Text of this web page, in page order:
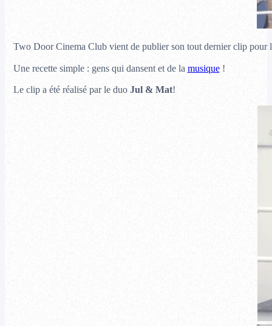
Two Door Cinema Club vient de publier son tout dernier clip pour
Une recette simple : gens qui dansent et de la musique!
Le clip a été réalisé par le duo Jul & Mat!